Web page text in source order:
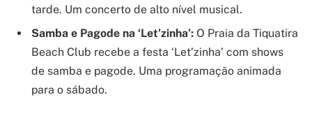
tarde. Um concerto de alto nível musical.
Samba e Pagode na ‘Let’zinha’: O Praia da Tiquatira
Beach Club recebe a festa ‘Let’zinha’ com shows
de samba e pagode. Uma programação animada
para o sábado.